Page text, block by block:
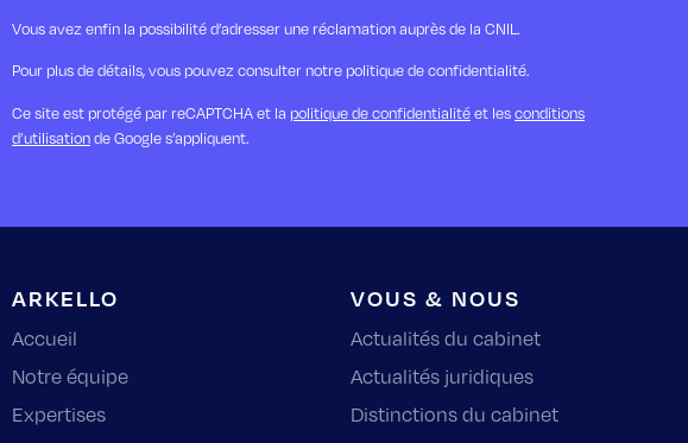
Vous avez enfin la possibilité d’adresser une réclamation auprès de la CNIL.
Pour plus de détails, vous pouvez consulter notre politique de confidentialité.
Ce site est protégé par reCAPTCHA et la politique de confidentialitéet lesconditions
d’utilisationde Google s’appliquent.
ARKELLO
Accueil
Notre équipe
Expertises
VOUS & NOUS
Actualités du cabinet
Actualités juridiques
Distinctions du cabinet